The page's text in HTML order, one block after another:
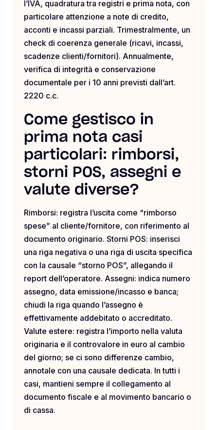
l’IVA, quadratura tra registri e prima nota, con
particolare attenzione a note di credito,
acconti e incassi parziali. Trimestralmente, un
check di coerenza generale (ricavi, incassi,
scadenze clienti/fornitori). Annualmente,
verifica di integrità e conservazione
documentale per i 10 anni previsti dall’art.
2220 c.c.
Come gestisco in
prima nota casi
particolari: rimborsi,
storni POS, assegni e
valute diverse?
Rimborsi: registra l’uscita come “rimborso
spese” al cliente/fornitore, con riferimento al
documento originario. Storni POS: inserisci
una riga negativa o una riga di uscita specifica
con la causale “storno POS”, allegando il
report dell’operatore. Assegni: indica numero
assegno, data emissione/incasso e banca;
chiudi la riga quando l’assegno è
effettivamente addebitato o accreditato.
Valute estere: registra l’importo nella valuta
originaria e il controvalore in euro al cambio
del giorno; se ci sono differenze cambio,
annotale con una causale dedicata. In tutti i
casi, mantieni sempre il collegamento al
documento fiscale e al movimento bancario o
di cassa.